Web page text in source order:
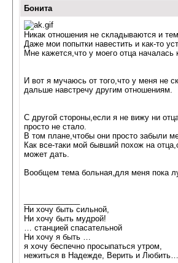
Бонита
Никак отношения не складываются и
Даже мои попытки навестить и как-то
Мне кажется,что у моего отца
И вот я мучаюсь от того,что у меня не
дальше навстречу другим отношениям.
С другой стороны,если я не вижу ни
просто не стало.
В том плане,чтобы они просто забыли
Как все-таки мой бывший похож на
может дать.
Вообщем тема больная,для меня пока
Ни хочу быть сильной,
Ни хочу быть мудрой!
… станцией спасательной
Ни хочу я быть …
я хочу беспечно просыпаться утром,
нежиться в Надежде, Верить и Любить…